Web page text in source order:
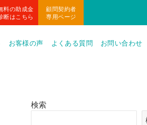
料の助成金
断はこちら
顧問契約者
専用ページ
お客様の声 よくある質問 お問い合わせ
検索